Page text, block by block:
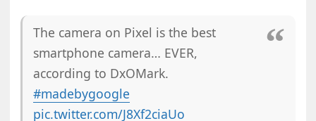
The camera on Pixel is the best
smartphone camera… EVER,
according to DxOMark.
#madebygoogle
pic.twitter.com/J8Xf2ciaUo